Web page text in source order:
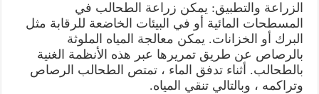
الزراعة والتطبيق: يمكن زراعة الطحالب في
المسطحات المائية أو في البيئات الخاضعة للرقابة مثل
البرك أو الخزانات. يمكن معالجة المياه الملوثة
بالرصاص عن طريق تمريرها عبر هذه الأنظمة الغنية
بالطحالب. أثناء تدفق الماء ، تمتص الطحالب الرصاص
وتراكمه ، وبالتالي تنقي المياه.